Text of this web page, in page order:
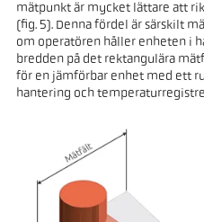
mätpunkt är mycket lättare att
(fig. 5). Denna fördel är särskilt
om operatören håller enheten i
bredden på det rektangulära
för en jämförbar enhet med ett
hantering och